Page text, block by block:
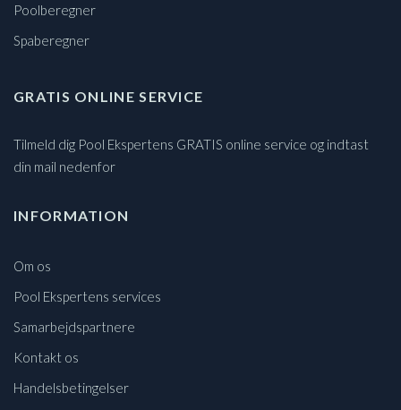
Poolberegner
Spaberegner
GRATIS ONLINE SERVICE
Tilmeld dig Pool Ekspertens GRATIS online service og indtast
din mail nedenfor
INFORMATION
Om os
Pool Ekspertens services
Samarbejdspartnere
Kontakt os
Handelsbetingelser